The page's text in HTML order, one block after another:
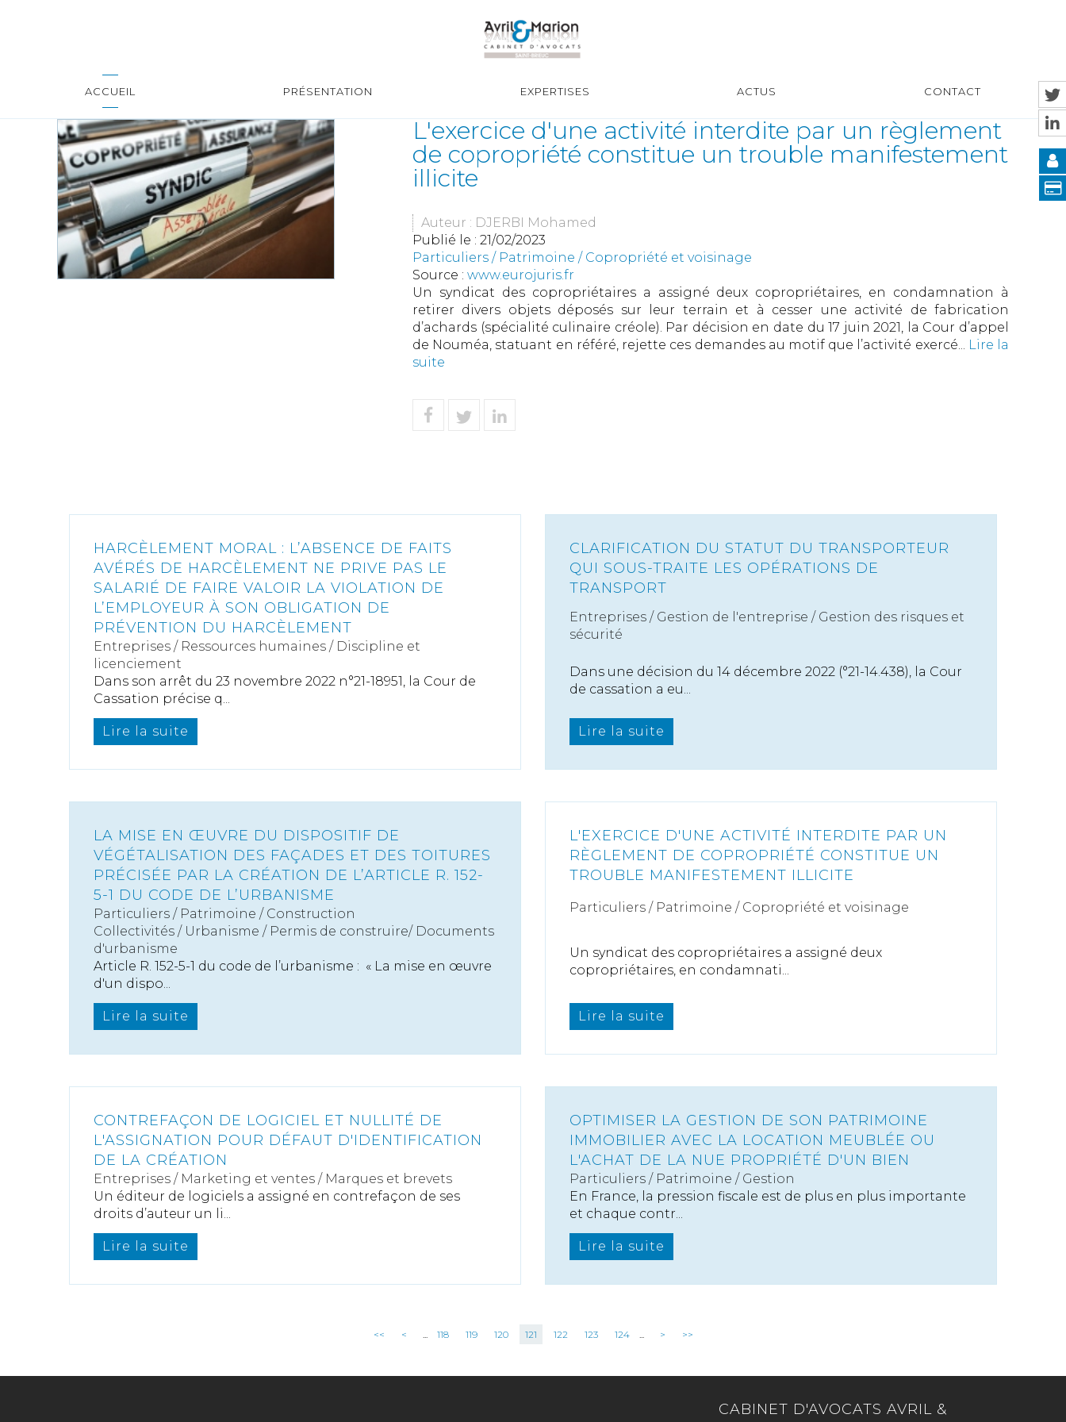
ACCUEIL PRÉSENTATION EXPERTISES ACTUS CONTACT
L'exercice d'une activité interdite par un règlement
de copropriété constitue un trouble manifestement
illicite
Auteur : DJERBI Mohamed
Publié le : 21/02/2023
Particuliers / Patrimoine / Copropriété et voisinage
Source : www.eurojuris.fr
Un syndicat des copropriétaires a assigné deux copropriétaires, en condamnation à
retirer divers objets déposés sur leur terrain et à cesser une activité de fabrication
d’achards (spécialité culinaire créole). Par décision en date du 17 juin 2021, la Cour d’appel
de Nouméa, statuant en référé, rejette ces demandes au motif que l’activité exercé... Lire la
suite
HARCÈLEMENT MORAL : L’ABSENCE DE FAITS
AVÉRÉS DE HARCÈLEMENT NE PRIVE PAS LE
SALARIÉ DE FAIRE VALOIR LA VIOLATION DE
L’EMPLOYEUR À SON OBLIGATION DE
PRÉVENTION DU HARCÈLEMENT
Entreprises / Ressources humaines / Discipline et
licenciement
Dans son arrêt du 23 novembre 2022 n°21-18951, la Cour de
Cassation précise q...
Lire la suite
CLARIFICATION DU STATUT DU TRANSPORTEUR
QUI SOUS-TRAITE LES OPÉRATIONS DE
TRANSPORT
Entreprises / Gestion de l'entreprise / Gestion des risques et
sécurité
Dans une décision du 14 décembre 2022 (°21-14.438), la Cour
de cassation a eu...
Lire la suite
LA MISE EN ŒUVRE DU DISPOSITIF DE
VÉGÉTALISATION DES FAÇADES ET DES TOITURES
PRÉCISÉE PAR LA CRÉATION DE L’ARTICLE R. 152-
5-1 DU CODE DE L’URBANISME
Particuliers / Patrimoine / Construction
Collectivités / Urbanisme / Permis de construire/ Documents
d'urbanisme
Article R. 152-5-1 du code de l’urbanisme : « La mise en œuvre
d'un dispo...
Lire la suite
L'EXERCICE D'UNE ACTIVITÉ INTERDITE PAR UN
RÈGLEMENT DE COPROPRIÉTÉ CONSTITUE UN
TROUBLE MANIFESTEMENT ILLICITE
Particuliers / Patrimoine / Copropriété et voisinage
Un syndicat des copropriétaires a assigné deux
copropriétaires, en condamnati...
Lire la suite
CONTREFAÇON DE LOGICIEL ET NULLITÉ DE
L'ASSIGNATION POUR DÉFAUT D'IDENTIFICATION
DE LA CRÉATION
Entreprises / Marketing et ventes / Marques et brevets
Un éditeur de logiciels a assigné en contrefaçon de ses
droits d’auteur un li...
Lire la suite
OPTIMISER LA GESTION DE SON PATRIMOINE
IMMOBILIER AVEC LA LOCATION MEUBLÉE OU
L'ACHAT DE LA NUE PROPRIÉTÉ D'UN BIEN
Particuliers / Patrimoine / Gestion
En France, la pression fiscale est de plus en plus importante
et chaque contr...
Lire la suite
<< < ... 118 119 120 121 122 123 124 ... > >>
CABINET D'AVOCATS AVRIL &